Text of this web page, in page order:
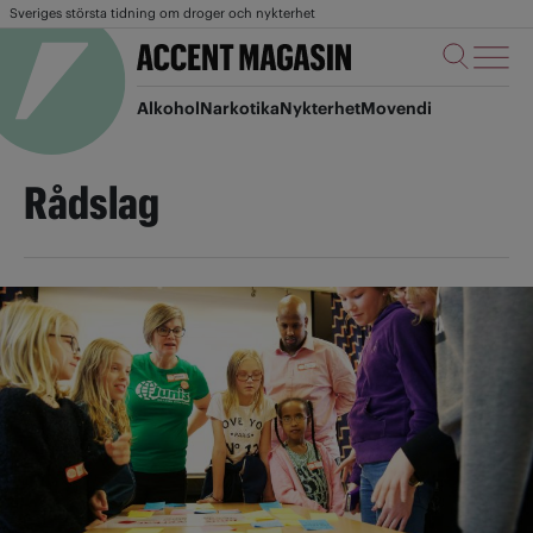
Sveriges största tidning om droger och nykterhet
AlkoholNarkotikaNykterhetMovendi
Rådslag